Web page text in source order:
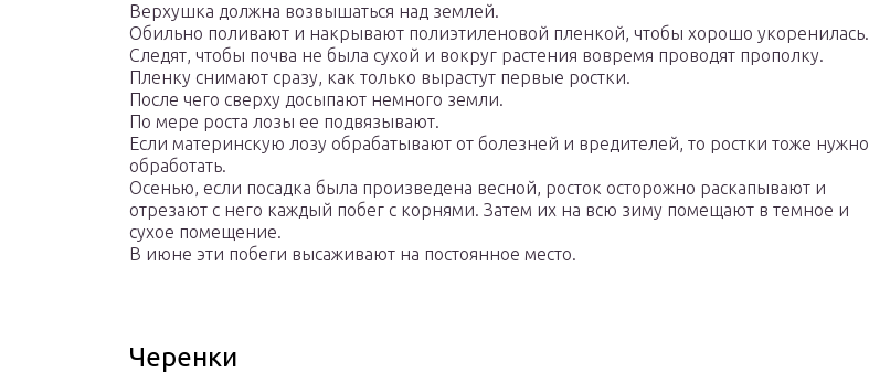
Верхушка должна возвышаться над землей.
Обильно поливают и накрывают полиэтиленовой пленкой, чтобы хорошо укоренилась.
Следят, чтобы почва не была сухой и вокруг растения вовремя проводят прополку.
Пленку снимают сразу, как только вырастут первые ростки.
После чего сверху досыпают немного земли.
По мере роста лозы ее подвязывают.
Если материнскую лозу обрабатывают от болезней и вредителей, то ростки тоже нужно
обработать.
Осенью, если посадка была произведена весной, росток осторожно раскапывают и
отрезают с него каждый побег с корнями. Затем их на всю зиму помещают в темное и
сухое помещение.
В июне эти побеги высаживают на постоянное место.
Черенки